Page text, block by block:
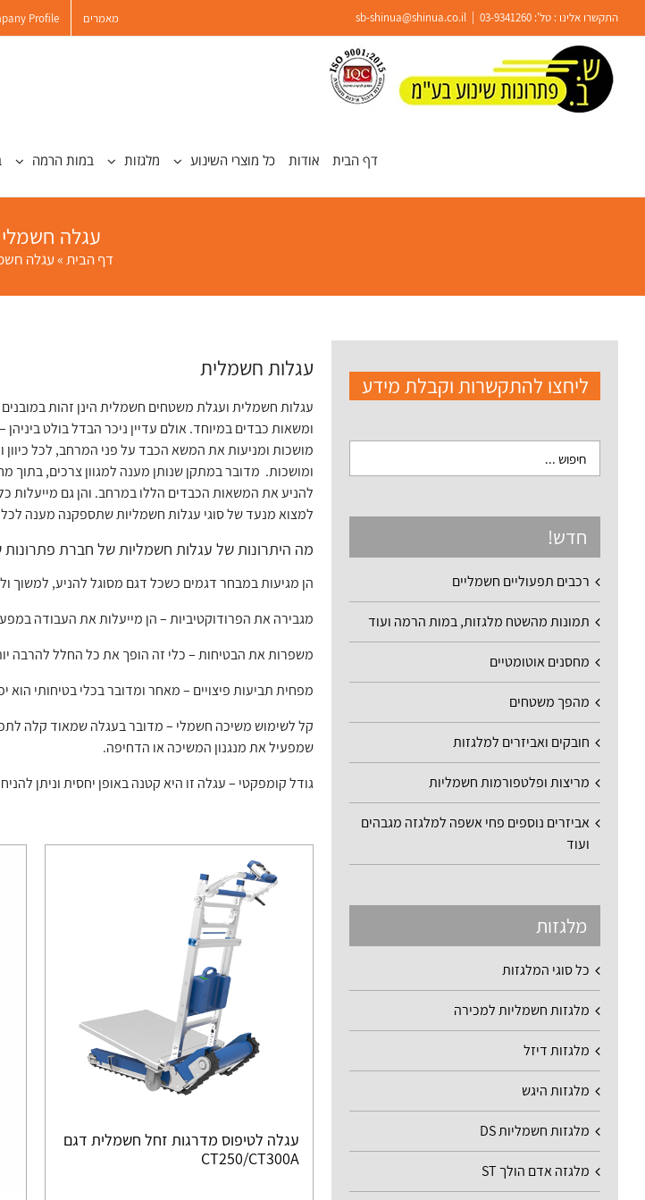
פתח סרגל נגישות
content
התקשרו אלינו : טל': 03-9341260
sb-shinua@shinua.co.il מאמרים Profile
דף הבית אודות כל מוצרי השינוע מלגזות במות הרמה
עגלה
דף הבית»עגלה
עגלות חשמלית
עגלות חשמלית ועגלת משטחים חשמלית הינן זהות
ומשאות כבדים במיוחד. אולם עדיין ניכר הבדל בולט
מושכות ומניעות את המשא הכבד על פני המרחב, לכל
ומושכות. מדובר במתקן שנותן מענה למגוון צרכים, בתוך
להניע את המשאות הכבדים הללו במרחב. והן גם מייעלות
למצוא מנעד של סוגי עגלות חשמליות שתספקנה מענה לכל
מה היתרונות של עגלות חשמליות של חברת פתרונות
הן מגיעות במבחר דגמים כשכל דגם מסוגל להניע, למשוך ולגרור בשטח
מגבירה את הפרודוקטיביות – הן מייעלות את העבודה
משפרות את הבטיחות – כלי זה הופך את כל החלל להרבה
מפחית תביעות פיצויים – מאחר ומדובר בכלי בטיחותי הוא
קל לשימוש משיכה חשמלי – מדובר בעגלה שמאוד קלה
שמפעיל את מנגנון המשיכה או הדחיפה.
גודל קומפקטי – עגלה זו היא קטנה באופן יחסית וניתן
עגלה לטיפוס מדרגות זחל חשמלית דגם
CT250/CT300A
ליחצו להתקשרות וקבלת מידע
חדש!
רכבים תפעוליים חשמליים
תמונות מהשטח מלגזות, במות הרמה ועוד
מחסנים אוטומטיים
מהפך משטחים
חובקים ואביזרים למלגזות
מריצות ופלטפורמות חשמליות
אביזרים נוספים פחי אשפה למלגזה מגבהים
ועוד
מלגזות
כל סוגי המלגזות
מלגזות חשמליות למכירה
מלגזות דיזל
מלגזות היגש
מלגזות חשמליות DS
מלגזה אדם הולך ST